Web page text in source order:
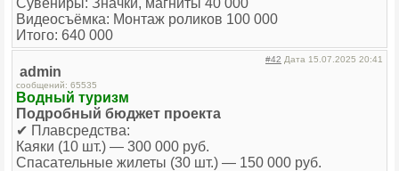
Сувениры: Значки, магниты 40 000
Видеосъёмка: Монтаж роликов 100 000
Итого: 640 000
#42 Дата 15.07.2025 20:41
admin
сообщений: 65535
Водный туризм
Подробный бюджет проекта
✔ Плавсредства:
Каяки (10 шт.) — 300 000 руб.
Спасательные жилеты (30 шт.) — 150 000 руб.